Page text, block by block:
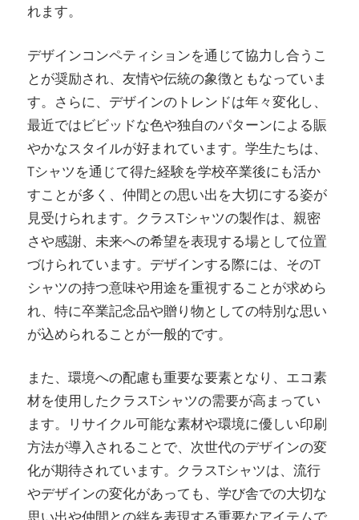
れます。
デザインコンペティションを通じて協力し合うこ
とが奨励され、友情や伝統の象徴ともなっていま
す。さらに、デザインのトレンドは年々変化し、
最近ではビビッドな色や独自のパターンによる賑
やかなスタイルが好まれています。学生たちは、
Tシャツを通じて得た経験を学校卒業後にも活か
すことが多く、仲間との思い出を大切にする姿が
見受けられます。クラスTシャツの製作は、親密
さや感謝、未来への希望を表現する場として位置
づけられています。デザインする際には、そのT
シャツの持つ意味や用途を重視することが求めら
れ、特に卒業記念品や贈り物としての特別な思い
が込められることが一般的です。
また、環境への配慮も重要な要素となり、エコ素
材を使用したクラスTシャツの需要が高まってい
ます。リサイクル可能な素材や環境に優しい印刷
方法が導入されることで、次世代のデザインの変
化が期待されています。クラスTシャツは、流行
やデザインの変化があっても、学び舎での大切な